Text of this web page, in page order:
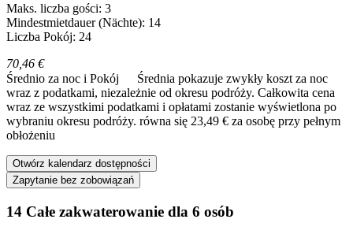
Maks. liczba gości: 3
Mindestmietdauer (Nächte): 14
Liczba Pokój: 24
70,46 €
Średnio za noc i Pokój
Średnia pokazuje zwykły koszt za noc
wraz z podatkami, niezależnie od okresu podróży. Całkowita cena
wraz ze wszystkimi podatkami i opłatami zostanie wyświetlona po
wybraniu okresu podróży. równa się 23,49 € za osobę przy pełnym
obłożeniu
Otwórz kalendarz dostępności
Zapytanie bez zobowiązań
14 Całe zakwaterowanie dla 6 osób